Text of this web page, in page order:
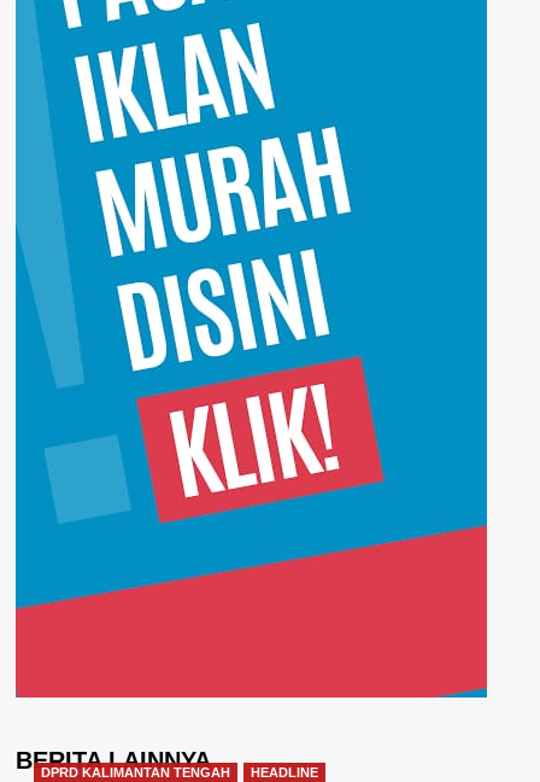
BERITA LAINNYA
DPRD KALIMANTAN TENGAH HEADLINE